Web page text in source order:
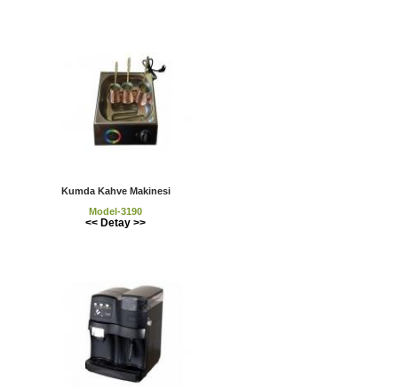
Kumda Kahve Makinesi
Model-3190
<< Detay >>